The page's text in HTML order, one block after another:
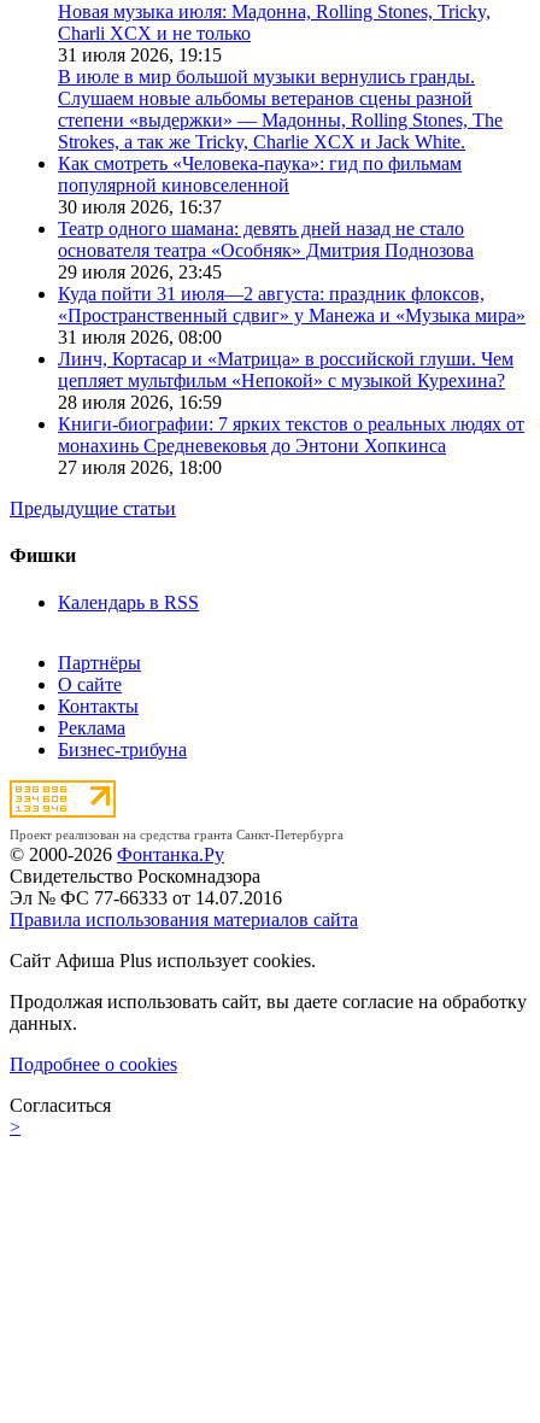
Новая музыка июля: Мадонна, Rolling Stones, Tricky,
Charli XCX и не только
31 июля 2026, 19:15
В июле в мир большой музыки вернулись гранды.
Слушаем новые альбомы ветеранов сцены разной
степени «выдержки» — Мадонны, Rolling Stones, The
Strokes, а так же Tricky, Charlie XCX и Jack White.
Как смотреть «Человека-паука»: гид по фильмам
популярной киновселенной
30 июля 2026, 16:37
Театр одного шамана: девять дней назад не стало
основателя театра «Особняк» Дмитрия Поднозова
29 июля 2026, 23:45
Куда пойти 31 июля—2 августа: праздник флоксов,
«Пространственный сдвиг» у Манежа и «Музыка мира»
31 июля 2026, 08:00
Линч, Кортасар и «Матрица» в российской глуши. Чем
цепляет мультфильм «Непокой» с музыкой Курехина?
28 июля 2026, 16:59
Книги-биографии: 7 ярких текстов о реальных людях от
монахинь Средневековья до Энтони Хопкинса
27 июля 2026, 18:00
Предыдущие статьи
Фишки
Календарь в RSS
Партнёры
О сайте
Контакты
Реклама
Бизнес-трибуна
Проект реализован на средства гранта Санкт-Петербурга
© 2000-2026 Фонтанка.Ру
Свидетельство Роскомнадзора
Эл № ФС 77-66333 от 14.07.2016
Правила использования материалов сайта
Сайт Афиша Plus использует cookies.
Продолжая использовать сайт, вы даете согласие на обработку
данных.
Подробнее о cookies
Согласиться
>